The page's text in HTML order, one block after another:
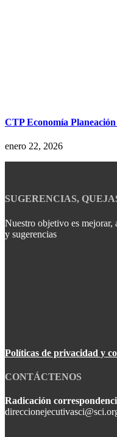
CTP Economía
enero 22, 2026
SUGERENCIAS,
Nuestro objetivo es mejorar,
y sugerencias
Políticas de privacidad y
CONTÁCTENOS
Radicación